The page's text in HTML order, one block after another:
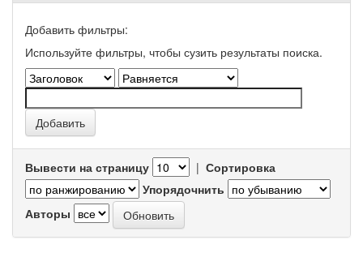
Добавить фильтры:
Используйте фильтры, чтобы сузить результаты поиска.
Вывести на страницу | Сортировка
Упорядочнить
Авторы